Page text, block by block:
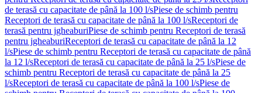
de terasă cu capacitate de până la 100 l/sPiese de schimb pentru
Receptori de terasă cu capacitate de până la 100 l/sReceptori de
terasă pentru jgheaburiPiese de schimb pentru Receptori de terasă
pentru jgheaburiReceptori de terasă cu capacitate de până la 12
l/sPiese de schimb pentru Receptori de terasă cu capacitate de până
la 12 l/sReceptori de terasă cu capacitate de până la 25 l/sPiese de
schimb pentru Receptori de terasă cu capacitate de până la 25
l/sReceptori de terasă cu capacitate de până la 100 l/sPiese de